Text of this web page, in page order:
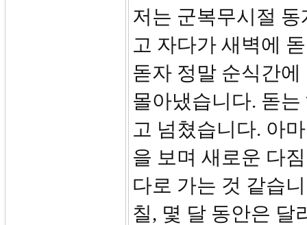
저는 군복무시절
고 자다가 새벽에
돋자 정말 순식간
몰아냈습니다. 돋
고 넘쳤습니다. 아
을 보며 새로운 다
다로 가는 것 같습
칠, 몇 달 동안은 달